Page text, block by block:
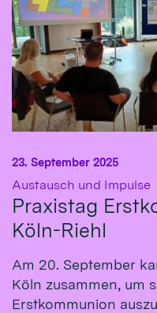
Austausch und Impulse
Praxistag
Köln-Riehl
23. September 2025
Am 20. September
Köln zusammen, um
Erstkommunion